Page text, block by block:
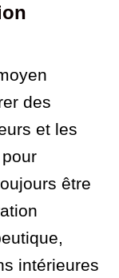
des
et les
être
intérieures